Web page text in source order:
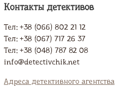
Контакты детективов
Тел: +38 (066) 802 21 12
Тел: +38 (067) 717 26 37
Тел: +38 (048) 787 82 08
info@detectivchik.net
Адреса детективного агентства